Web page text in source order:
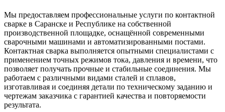
Мы предоставляем профессиональные услуги по контактной
сварке в Саранске и Республике на собственной
производственной площадке, оснащённой современными
сварочными машинами и автоматизированными постами.
Контактная сварка выполняется опытными специалистами с
применением точных режимов тока, давления и времени, что
позволяет получать прочные и стабильные соединения. Мы
работаем с различными видами сталей и сплавов,
изготавливая и соединяя детали по техническому заданию и
чертежам заказчика с гарантией качества и повторяемости
результата.